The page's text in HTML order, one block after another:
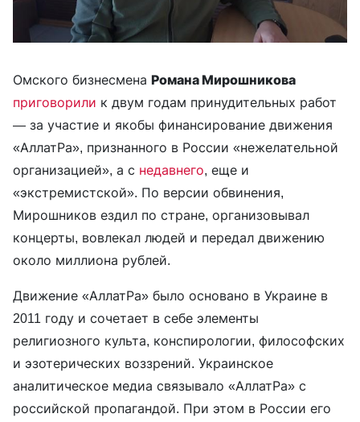
Омского бизнесмена Романа Мирошникова
приговорили к двум годам принудительных работ
— за участие и якобы финансирование движения
«АллатРа», признанного в России «нежелательной
организацией», а с недавнего, еще и
«экстремистской». По версии обвинения,
Мирошников ездил по стране, организовывал
концерты, вовлекал людей и передал движению
около миллиона рублей.
Движение «АллатРа» было основано в Украине в
2011 году и сочетает в себе элементы
религиозного культа, конспирологии, философских
и эзотерических воззрений. Украинское
аналитическое медиа связывало «АллатРа» с
российской пропагандой. При этом в России его